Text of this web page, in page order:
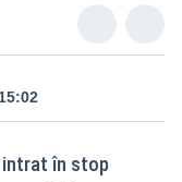
intrat în stop